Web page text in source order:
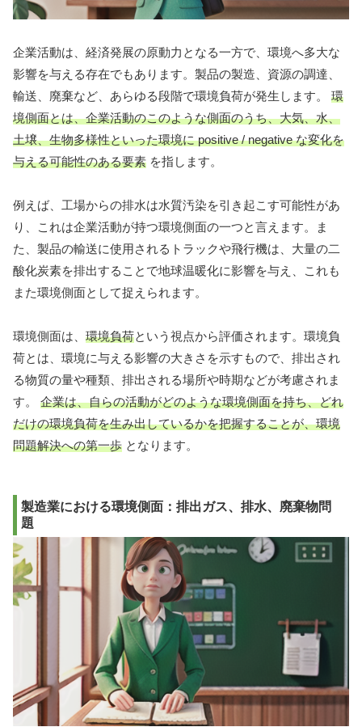
企業活動は、経済発展の原動力となる一方で、環境へ多大な
影響を与える存在でもあります。製品の製造、資源の調達、
輸送、廃棄など、あらゆる段階で環境負荷が発生します。 環
境側面とは、企業活動のこのような側面のうち、大気、水、
土壌、生物多様性といった環境に positive / negative な変化を
与える可能性のある要素 を指します。
例えば、工場からの排水は水質汚染を引き起こす可能性があ
り、これは企業活動が持つ環境側面の一つと言えます。ま
た、製品の輸送に使用されるトラックや飛行機は、大量の二
酸化炭素を排出することで地球温暖化に影響を与え、これも
また環境側面として捉えられます。
環境側面は、 環境負荷という視点から評価されます。環境負
荷とは、環境に与える影響の大きさを示すもので、排出され
る物質の量や種類、排出される場所や時期などが考慮されま
す。 企業は、自らの活動がどのような環境側面を持ち、どれ
だけの環境負荷を生み出しているかを把握することが、環境
問題解決への第一歩 となります。
製造業における環境側面：排出ガス、排水、廃棄物問
題